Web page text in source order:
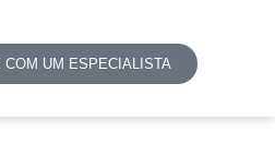
COM UM ESPECIALISTA